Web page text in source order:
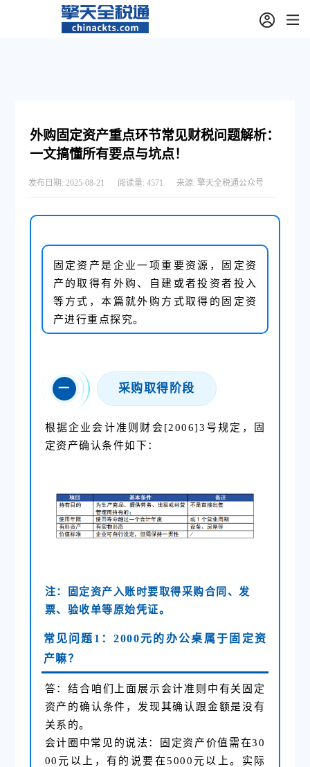
外购固定资产重点环节常见财税问题解析：
一文搞懂所有要点与坑点！
发布日期: 2025-08-21 阅读量: 4571 来源: 擎天全税通公众号
固定资产是企业一项重要资源，固定资
产的取得有外购、自建或者投资者投入
等方式，本篇就外购方式取得的固定资
产进行重点探究。
一 采购取得阶段
根据企业会计准则财会[2006]3号规定，固
定资产确认条件如下：
注： 固定资产入账 时要取得采购合同、发
票、验收单等原始凭证。
常见问题1：2000元的办公桌属于固定资
产嘛？
答：结合咱们上面展示会计准则中有关固定
资产的确认条件，发现其确认跟金额是没有
关系的。
会计圈中常见的说法：固定资产价值需在30
00元以上，有的说要在5000元以上。实际